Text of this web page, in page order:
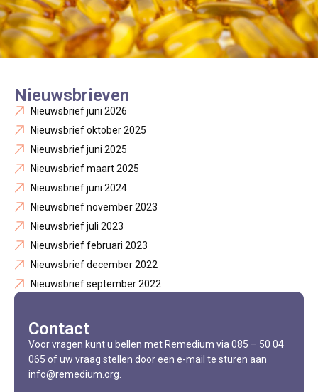
Nieuwsbrieven
Nieuwsbrief juni 2026
Nieuwsbrief oktober 2025
Nieuwsbrief juni 2025
Nieuwsbrief maart 2025
Nieuwsbrief juni 2024
Nieuwsbrief november 2023
Nieuwsbrief juli 2023
Nieuwsbrief februari 2023
Nieuwsbrief december 2022
Nieuwsbrief september 2022
Contact
Voor vragen kunt u bellen met Remedium via 085 – 50 04
065 of uw vraag stellen door een e-mail te sturen aan
info@remedium.org.